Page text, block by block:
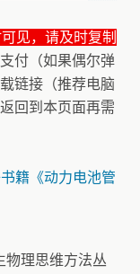
见，请及时复制
付（如果偶尔弹
链接（推荐电脑
回到本页面再需
籍《动力电池管
看片神器
亡！《了解宇宙
籍《动力电池管
物理思维方法丛